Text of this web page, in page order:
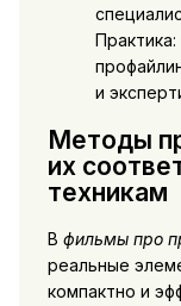
и
Методы
их
техникам
В фильмы про
реальные
компактно и